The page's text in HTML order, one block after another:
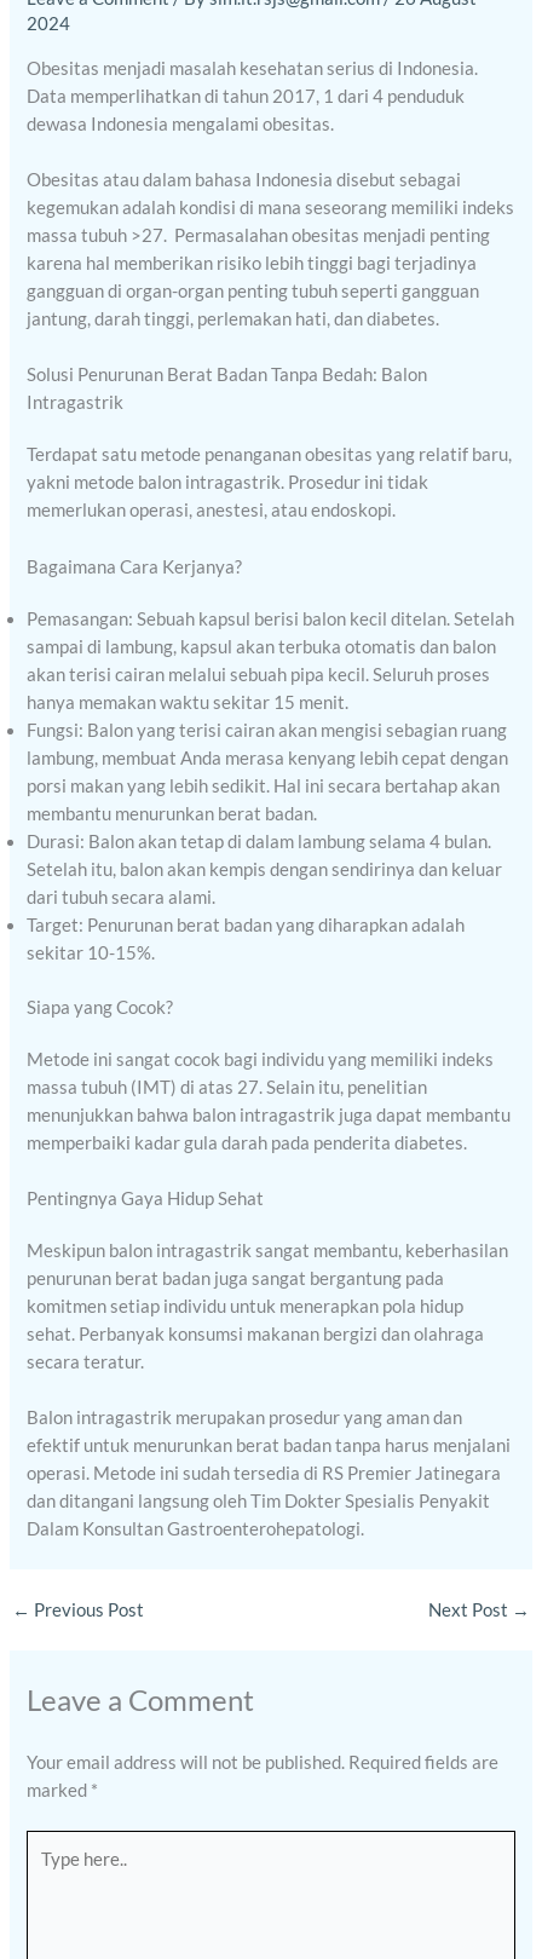
2024
Obesitas menjadi masalah kesehatan serius di Indonesia.
Data memperlihatkan di tahun 2017, 1 dari 4 penduduk
dewasa Indonesia mengalami obesitas.
Obesitas atau dalam bahasa Indonesia disebut sebagai
kegemukan adalah kondisi di mana seseorang memiliki indeks
massa tubuh >27. Permasalahan obesitas menjadi penting
karena hal memberikan risiko lebih tinggi bagi terjadinya
gangguan di organ-organ penting tubuh seperti gangguan
jantung, darah tinggi, perlemakan hati, dan diabetes.
Solusi Penurunan Berat Badan Tanpa Bedah: Balon
Intragastrik
Terdapat satu metode penanganan obesitas yang relatif baru,
yakni metode balon intragastrik. Prosedur ini tidak
memerlukan operasi, anestesi, atau endoskopi.
Bagaimana Cara Kerjanya?
Pemasangan: Sebuah kapsul berisi balon kecil ditelan. Setelah
sampai di lambung, kapsul akan terbuka otomatis dan balon
akan terisi cairan melalui sebuah pipa kecil. Seluruh proses
hanya memakan waktu sekitar 15 menit.
Fungsi: Balon yang terisi cairan akan mengisi sebagian ruang
lambung, membuat Anda merasa kenyang lebih cepat dengan
porsi makan yang lebih sedikit. Hal ini secara bertahap akan
membantu menurunkan berat badan.
Durasi: Balon akan tetap di dalam lambung selama 4 bulan.
Setelah itu, balon akan kempis dengan sendirinya dan keluar
dari tubuh secara alami.
Target: Penurunan berat badan yang diharapkan adalah
sekitar 10-15%.
Siapa yang Cocok?
Metode ini sangat cocok bagi individu yang memiliki indeks
massa tubuh (IMT) di atas 27. Selain itu, penelitian
menunjukkan bahwa balon intragastrik juga dapat membantu
memperbaiki kadar gula darah pada penderita diabetes.
Pentingnya Gaya Hidup Sehat
Meskipun balon intragastrik sangat membantu, keberhasilan
penurunan berat badan juga sangat bergantung pada
komitmen setiap individu untuk menerapkan pola hidup
sehat. Perbanyak konsumsi makanan bergizi dan olahraga
secara teratur.
Balon intragastrik merupakan prosedur yang aman dan
efektif untuk menurunkan berat badan tanpa harus menjalani
operasi. Metode ini sudah tersedia di RS Premier Jatinegara
dan ditangani langsung oleh Tim Dokter Spesialis Penyakit
Dalam Konsultan Gastroenterohepatologi.
← Previous Post Next Post →
Leave a Comment
Your email address will not be published. Required fields are
marked *
here..